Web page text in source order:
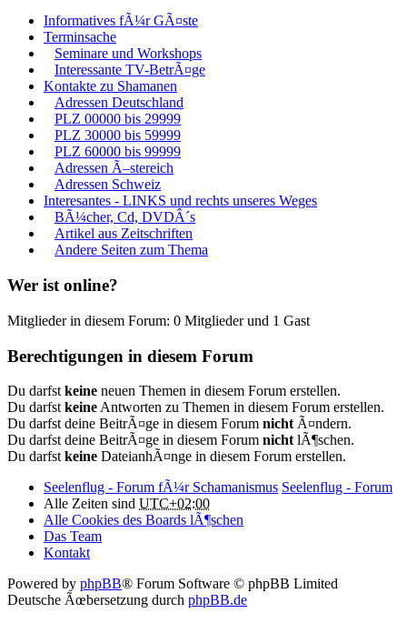
Informatives fÃ¼r GÃ¤ste
Terminsache
Seminare und Workshops
Interessante TV-BetrÃ¤ge
Kontakte zu Shamanen
Adressen Deutschland
PLZ 00000 bis 29999
PLZ 30000 bis 59999
PLZ 60000 bis 99999
Adressen Ã–stereich
Adressen Schweiz
Interesantes - LINKS und rechts unseres Weges
BÃ¼cher, Cd, DVDÂ´s
Artikel aus Zeitschriften
Andere Seiten zum Thema
Wer ist online?
Mitglieder in diesem Forum: 0 Mitglieder und 1 Gast
Berechtigungen in diesem Forum
Du darfst keine neuen Themen in diesem Forum erstellen.
Du darfst keine Antworten zu Themen in diesem Forum erstellen.
Du darfst deine BeitrÃ¤ge in diesem Forum nicht Ã¤ndern.
Du darfst deine BeitrÃ¤ge in diesem Forum nicht lÃ¶schen.
Du darfst keine DateianhÃ¤nge in diesem Forum erstellen.
Seelenflug - Forum fÃ¼r Schamanismus Seelenflug - Forum
Alle Zeiten sind UTC+02:00
Alle Cookies des Boards lÃ¶schen
Das Team
Kontakt
Powered by phpBB® Forum Software © phpBB Limited
Deutsche Ãœbersetzung durch phpBB.de